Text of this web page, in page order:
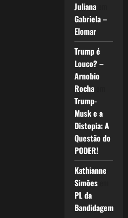
Julianaem
Gabriela –
Elomar
Trump é
Louco? –
Arnobio
Rochaem
Trump-
Musk e a
Distopia: A
Questão do
PODER!
Kathianne
Simõesem
PL da
Bandidagem